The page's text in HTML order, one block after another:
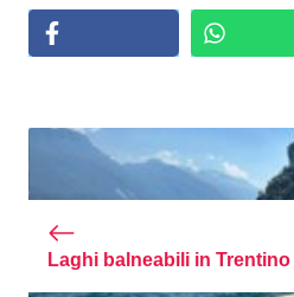
Laghi balneabili in Trentino